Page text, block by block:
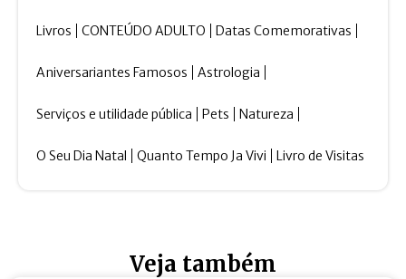
Livros CONTEÚDO ADULTO Datas Comemorativas
Aniversariantes Famosos Astrologia
Serviços e utilidade pública Pets Natureza
O Seu Dia Natal Quanto Tempo Ja Vivi Livro de Visitas
Veja também